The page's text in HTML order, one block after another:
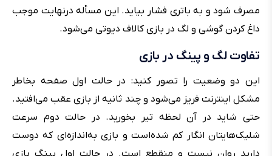
مصرف شود و به باتری فشار بیاید. این مسأله درنهایت موجب
داغ کردن گوشی و لگ در بازی کالاف دیوتی می‌شود.
تفاوت لگ و پینگ در بازی
این دو وضعیت را تصور کنید: در حالت اول صفحه بخاطر
مشکل اینترنت فریز می‌شود و چند ثانیه از بازی عقب می‌افتید.
حتی شاید در آن لحظه تیر بخورید. در حالت دوم سرعت
شلیک‌هایتان انگار کم شده‌است و بازی به‌اندازه‌ای که دوست